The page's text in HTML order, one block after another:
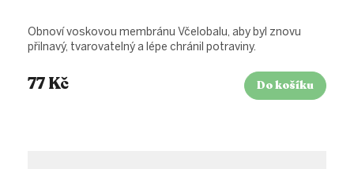
77 Kč Do košíku
Obnoví voskovou membránu Včelobalu, aby byl znovu
přilnavý, tvarovatelný a lépe chránil potraviny.